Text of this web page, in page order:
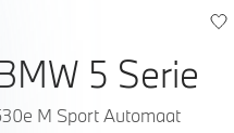
5 Serie
M Sport Automaat